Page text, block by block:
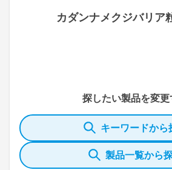
カダンナメクジバリア
探したい製品を変更
キーワードから
製品一覧から